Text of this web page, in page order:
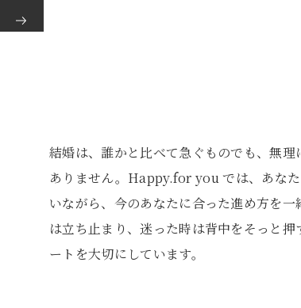
結婚は、誰かと比べて急ぐものでも、無理
ありません。Happy.for you では、あな
いながら、今のあなたに合った進め方を一
は立ち止まり、迷った時は背中をそっと
ートを大切にしています。